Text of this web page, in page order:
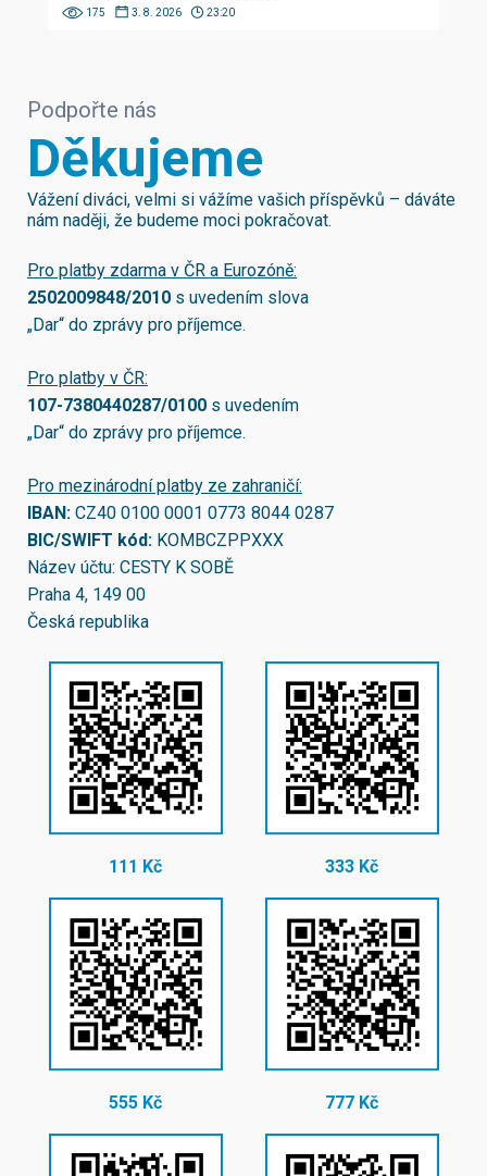
175 3. 8. 2026 23:20
Podpořte nás
Děkujeme
Vážení diváci, velmi si vážíme vašich příspěvků – dáváte
nám naději, že budeme moci pokračovat.
Pro platby zdarma v ČR a Eurozóně:
2502009848/2010 s uvedením slova
„Dar“ do zprávy pro příjemce.
Pro platby v ČR:
107-7380440287/0100 s uvedením
„Dar“ do zprávy pro příjemce.
Pro mezinárodní platby ze zahraničí:
IBAN: CZ40 0100 0001 0773 8044 0287
BIC/SWIFT kód: KOMBCZPPXXX
Název účtu: CESTY K SOBĚ
Praha 4, 149 00
Česká republika
111 Kč 333 Kč
555 Kč 777 Kč